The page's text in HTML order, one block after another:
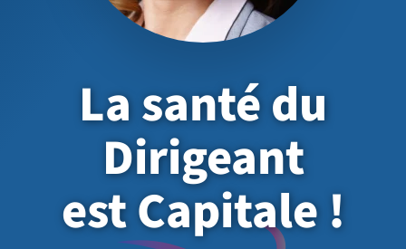
La santé du
Dirigeant
est Capitale !